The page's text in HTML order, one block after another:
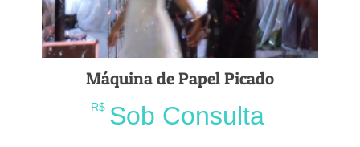
Máquina de Papel Picado
R$ Sob Consulta